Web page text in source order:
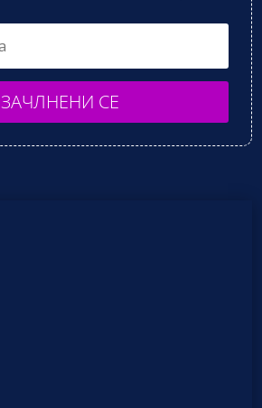
ЗАЧЛНЕНИ СЕ